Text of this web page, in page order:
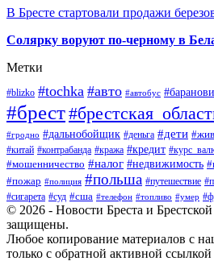
В Бресте стартовали продажи
Солярку воруют по-черному в
Метки
#blizko #tochka #авто #автобус
#брест
#гродно #дальнобойщик #деньга #дети
#китай #контрабанда #кража #кредит
#мошенничество #налог #недвижимость
#пожар #полиция #польша #путешествие
#сигарета #суд #сша #телефон #топливо #умер
© 2026 - Новости Бреста и
защищены.
Любое копирование материалов с
только с обратной активной